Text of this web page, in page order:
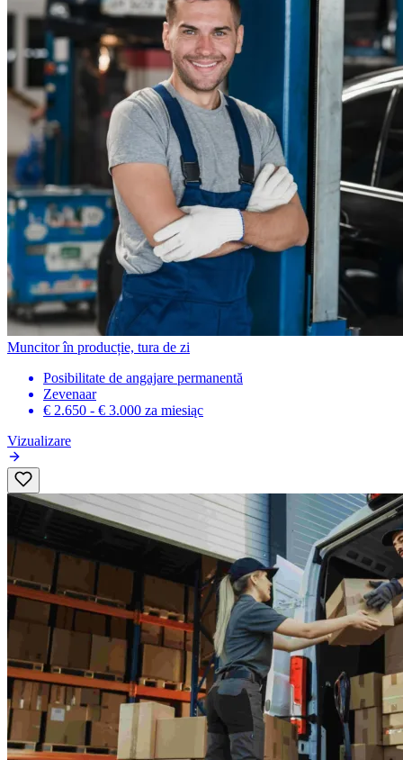
Muncitor în producție, tura de zi
Posibilitate de angajare permanentă
Zevenaar
€ 2.650 - € 3.000 za miesiąc
Vizualizare